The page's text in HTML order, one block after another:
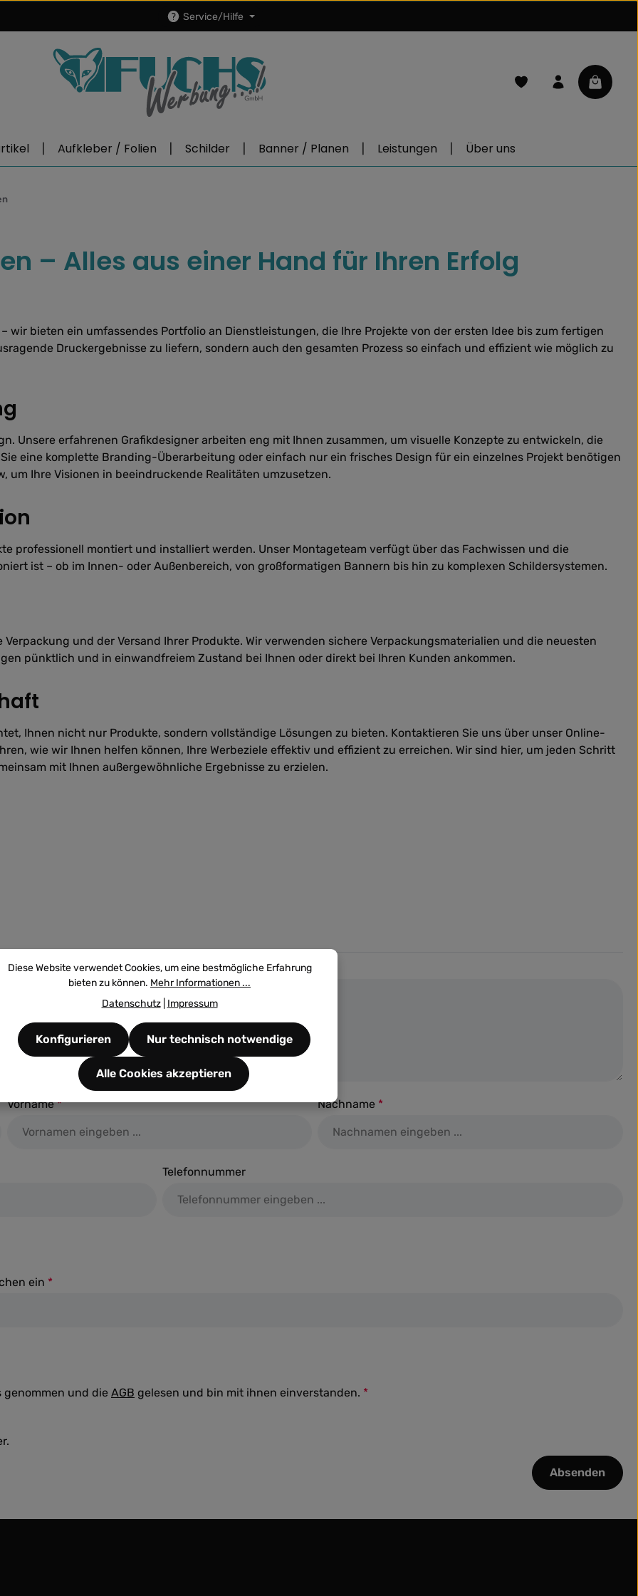
Service/Hilfe
Du hast 0 Produkte auf
Aufkleber / Folien Schilder Banner / Planen Leistungen Über uns
– Alles aus einer Hand für Ihren Erfolg
wir bieten ein umfassendes Portfolio an Dienstleistungen, die Ihre Projekte von der ersten Idee bis zum fertigen
Druckergebnisse zu liefern, sondern auch den gesamten Prozess so einfach und effizient wie möglich zu
Unsere erfahrenen Grafikdesigner arbeiten eng mit Ihnen zusammen, um visuelle Konzepte zu entwickeln, die
eine komplette Branding-Überarbeitung oder einfach nur ein frisches Design für ein einzelnes Projekt benötigen
Ihre Visionen in beeindruckende Realitäten umzusetzen.
professionell montiert und installiert werden. Unser Montageteam verfügt über das Fachwissen und die
ist – ob im Innen- oder Außenbereich, von großformatigen Bannern bis hin zu komplexen Schildersystemen.
und der Versand Ihrer Produkte. Wir verwenden sichere Verpackungsmaterialien und die neuesten
pünktlich und in einwandfreiem Zustand bei Ihnen oder direkt bei Ihren Kunden ankommen.
Ihnen nicht nur Produkte, sondern vollständige Lösungen zu bieten. Kontaktieren Sie uns über unser Online-
wie wir Ihnen helfen können, Ihre Werbeziele effektiv und effizient zu erreichen. Wir sind hier, um jeden Schritt
mit Ihnen außergewöhnliche Ergebnisse zu erzielen.
Vorname* Nachname *
Telefonnummer
ein *
genommen und die AGB gelesen und bin mit ihnen einverstanden. *
Absenden
Diese Website verwendet Cookies, um eine bestmögliche Erfahrung
bieten zu können. Mehr Informationen ...
Datenschutz| Impressum
Nur technisch notwendige
Konfigurieren
Alle Cookies akzeptieren